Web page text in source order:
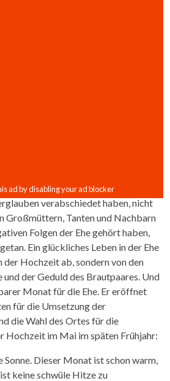
verabschiedet haben, nicht
Großmüttern, Tanten und Nachbarn
Folgen der Ehe gehört haben,
Ein glückliches Leben in der Ehe
Hochzeit ab, sondern von den
und der Geduld des Brautpaares. Und
Monat für die Ehe. Er eröffnet
für die Umsetzung der
die Wahl des Ortes für die
Hochzeit im Mai im späten Frühjahr:
Sonne. Dieser Monat ist schon warm,
keine schwüle Hitze zu